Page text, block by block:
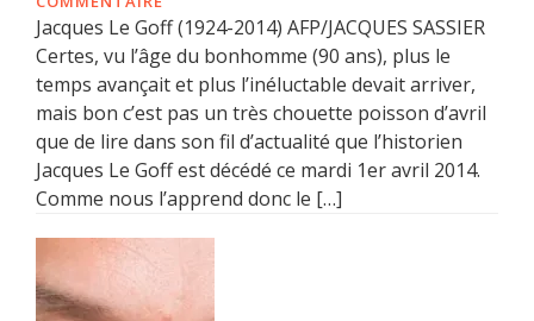
Jacques Le Goff (1924-2014) AFP/JACQUES SASSIER
Certes, vu l’âge du bonhomme (90 ans), plus le
temps avançait et plus l’inéluctable devait arriver,
mais bon c’est pas un très chouette poisson d’avril
que de lire dans son fil d’actualité que l’historien
Jacques Le Goff est décédé ce mardi 1er avril 2014.
Comme nous l’apprend donc le […]